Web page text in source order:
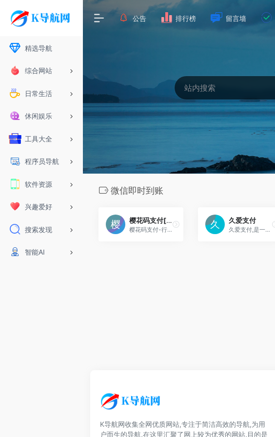
精选导航
综合网站
日常生活
休闲娱乐
工具大全
程序员导航
软件资源
兴趣爱好
搜索发现
智能AI
公告 排行榜 留言墙
微信即时到账
樱花码支付[投稿人：liuwei1122,联系：3694115]
樱花码支付-行业领先的即时到账支付平台-全网最稳最安全的即时到账支付平台-提供最优质最稳定的在线支付平台，通道轮训，励志打造最稳定最安全的支付系统，提供24小时
久爱支付
久爱支付,是一个和彩虹易支付一样的免签约支付产品,可以助你一站式解决网站签约各种支付接口的难题，现拥有支付宝、财付通、QQ钱包、微信支付等免签约支付功能，并有开
K导航网收集全网优质网站,专注于简洁高效的导航,为用
户而生的导航,在这里汇聚了网上较为优秀的网站,目的是